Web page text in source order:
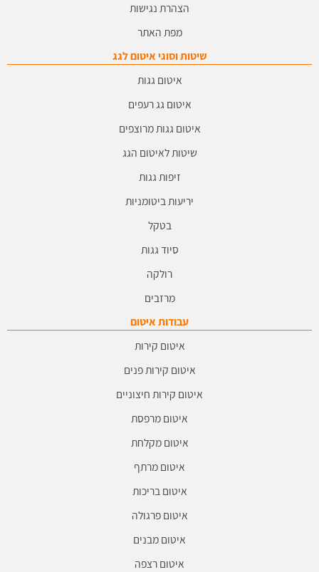
הצהרת נגישות
מפת האתר
שיטות וסוגי איטום לגג
איטום גגות
איטום גג רעפים
איטום גגות מרוצפים
שיטות לאיטום הגג
זיפות גגות
יריעות ביטומניות
בטקל
סיוד גגות
רולקה
מרזבים
עבודות איטום
איטום קירות
איטום קירות פנים
איטום קירות חיצוניים
איטום מרפסת
איטום מקלחת
איטום מרתף
איטום בריכות
איטום פרגולה
איטום מבנים
איטום רצפה